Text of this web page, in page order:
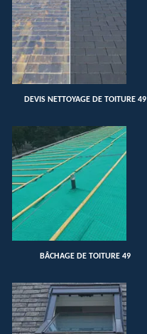
DEVIS NETTOYAGE DE TOITURE 49
BÂCHAGE DE TOITURE 49